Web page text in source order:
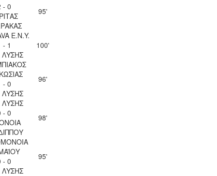
- 0
95'
Ε.Ν.Y.
- 1
ΛΥΣΗΣ
100'
- 0
ΛΥΣΗΣ
96'
ΛΥΣΗΣ
- 0
98'
- 0
ΛΥΣΗΣ
95'